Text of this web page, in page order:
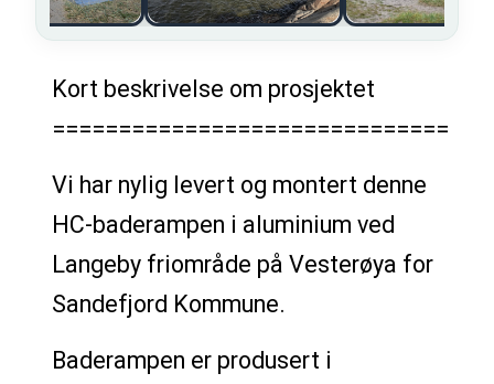
Kort beskrivelse om prosjektet
==============================
Vi har nylig levert og montert denne
HC-baderampen i aluminium ved
Langeby friområde på Vesterøya for
Sandefjord Kommune.
Baderampen er produsert i